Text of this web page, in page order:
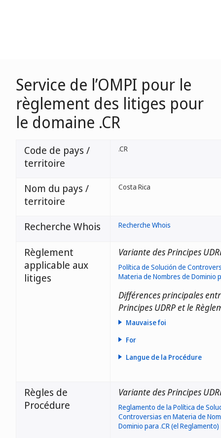
Service de l’OMPI pour le
règlement des litiges pour
le domaine .CR
Code de pays /
territoire
.CR
Nom du pays /
territoire
Costa Rica
Recherche Whois Recherche Whois
Règlement
applicable aux
litiges
Variante des Principes
Política de Solución de
Materia de Nombres de Dominio
Différences principales
Principes UDRP et le
Mauvaise foi
For
Langue de la Procédure
Règles de
Procédure
Variante des Principes
Reglamento de la Política de
Controversias en Materia de
Dominio para .CR (el Reglamento)